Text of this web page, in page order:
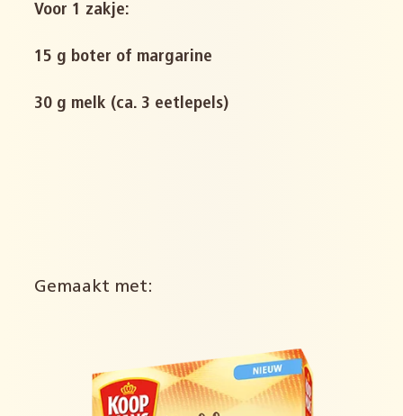
Voor 1 zakje:
15 g boter of margarine
30 g melk (ca. 3 eetlepels)
Gemaakt met: